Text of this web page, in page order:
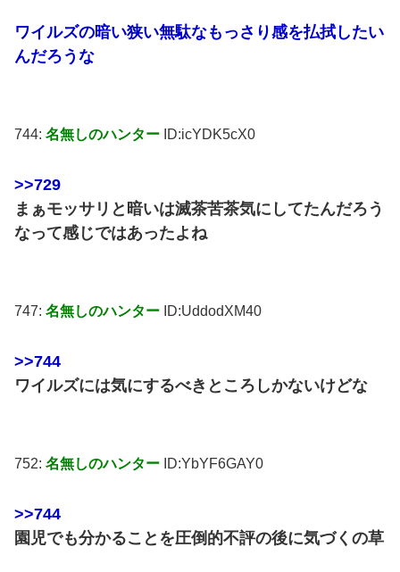
ワイルズの暗い狭い無駄なもっさり感を払拭したい
んだろうな
744: 名無しのハンター ID:icYDK5cX0
>>729
まぁモッサリと暗いは滅茶苦茶気にしてたんだろう
なって感じではあったよね
747: 名無しのハンター ID:UddodXM40
>>744
ワイルズには気にするべきところしかないけどな
752: 名無しのハンター ID:YbYF6GAY0
>>744
園児でも分かることを圧倒的不評の後に気づくの草